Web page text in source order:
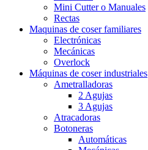
Mini Cutter o Manuales
Rectas
Maquinas de coser familiares
Electrónicas
Mecánicas
Overlock
Máquinas de coser industriales
Ametralladoras
2 Agujas
3 Agujas
Atracadoras
Botoneras
Automáticas